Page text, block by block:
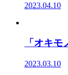
2023.04.10
「オキ
2023.03.10